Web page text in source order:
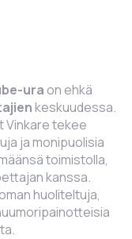
ura on ehkä
keskuudessa.
Vinkare tekee
ja monipuolisia
toimistolla,
kanssa.
huoliteltuja,
.